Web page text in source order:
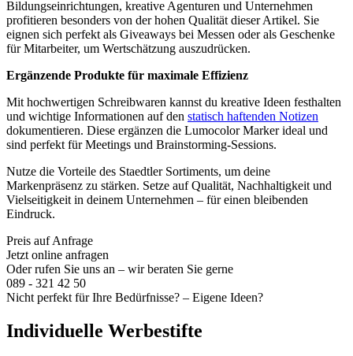
Bildungseinrichtungen, kreative Agenturen und Unternehmen
profitieren besonders von der hohen Qualität dieser Artikel. Sie
eignen sich perfekt als Giveaways bei Messen oder als Geschenke
für Mitarbeiter, um Wertschätzung auszudrücken.
Ergänzende Produkte für maximale Effizienz
Mit hochwertigen Schreibwaren kannst du kreative Ideen festhalten
und wichtige Informationen auf den statisch haftenden Notizen
dokumentieren. Diese ergänzen die Lumocolor Marker ideal und
sind perfekt für Meetings und Brainstorming-Sessions.
Nutze die Vorteile des Staedtler Sortiments, um deine
Markenpräsenz zu stärken. Setze auf Qualität, Nachhaltigkeit und
Vielseitigkeit in deinem Unternehmen – für einen bleibenden
Eindruck.
Preis auf Anfrage
Jetzt online anfragen
Oder rufen Sie uns an – wir beraten Sie gerne
089 - 321 42 50
Nicht perfekt für Ihre Bedürfnisse? – Eigene Ideen?
Individuelle Werbestifte